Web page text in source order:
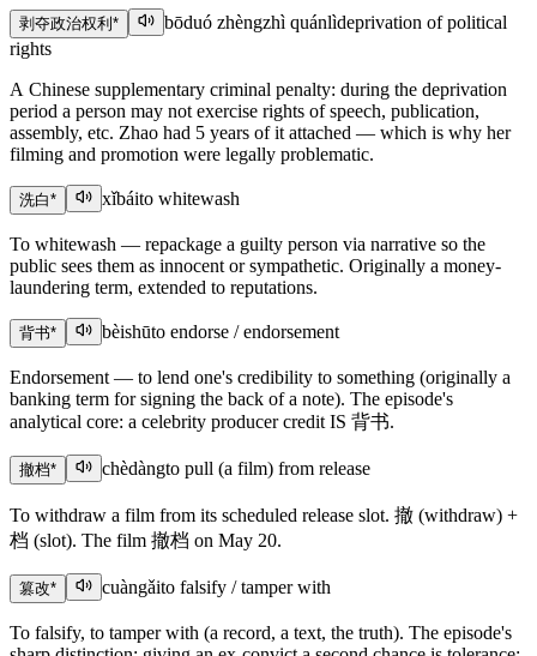
剥夺政治权利 * bōduó zhèngzhì quánlìdeprivation of political
rights
A Chinese supplementary criminal penalty: during the deprivation
period a person may not exercise rights of speech, publication,
assembly, etc. Zhao had 5 years of it attached — which is why her
filming and promotion were legally problematic.
洗白* xǐbáito whitewash
To whitewash — repackage a guilty person via narrative so the
public sees them as innocent or sympathetic. Originally a money-
laundering term, extended to reputations.
背书* bèishūto endorse / endorsement
Endorsement — to lend one's credibility to something (originally a
banking term for signing the back of a note). The episode's
analytical core: a celebrity producer credit IS 背书.
撤档* chèdàngto pull (a film) from release
To withdraw a film from its scheduled release slot. 撤 (withdraw) +
档 (slot). The film 撤档 on May 20.
篡改* cuàngǎito falsify / tamper with
To falsify, to tamper with (a record, a text, the truth). The episode's